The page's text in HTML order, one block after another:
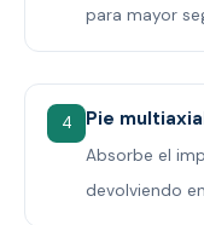
para mayor
4 Pie
Absorbe el
devolviendo